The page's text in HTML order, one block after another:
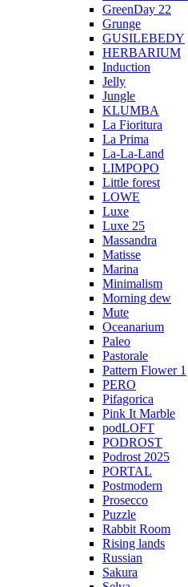
GreenDay 22
Grunge
GUSILEBEDY
HERBARIUM
Induction
Jelly
Jungle
KLUMBA
La Fioritura
La Prima
La-La-Land
LIMPOPO
Little forest
LOWE
Luxe
Luxe 25
Massandra
Matisse
Marina
Minimalism
Morning dew
Mute
Oceanarium
Paleo
Pastorale
Pattern Flower 1
PERO
Pifagorica
Pink It Marble
podLOFT
PODROST
Podrost 2025
PORTAL
Postmodern
Prosecco
Puzzle
Rabbit Room
Rising lands
Russian
Sakura